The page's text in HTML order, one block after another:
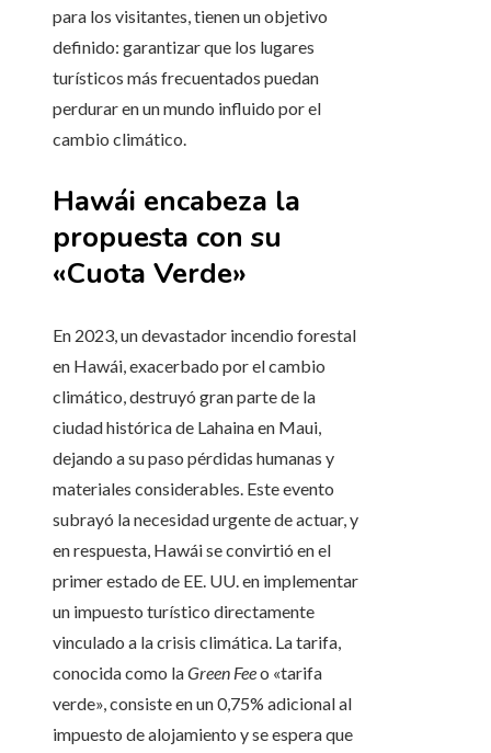
para los visitantes, tienen un objetivo
definido: garantizar que los lugares
turísticos más frecuentados puedan
perdurar en un mundo influido por el
cambio climático.
Hawái encabeza la
propuesta con su
«Cuota Verde»
En 2023, un devastador incendio forestal
en Hawái, exacerbado por el cambio
climático, destruyó gran parte de la
ciudad histórica de Lahaina en Maui,
dejando a su paso pérdidas humanas y
materiales considerables. Este evento
subrayó la necesidad urgente de actuar, y
en respuesta, Hawái se convirtió en el
primer estado de EE. UU. en implementar
un impuesto turístico directamente
vinculado a la crisis climática. La tarifa,
conocida como laGreen Feeo «tarifa
verde», consiste en un 0,75% adicional al
impuesto de alojamiento y se espera que